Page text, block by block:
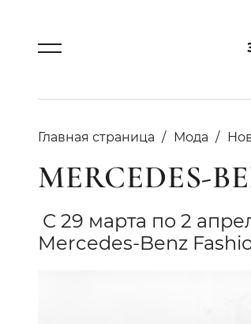
Главная страница Мода
MERCEDES-
С 29 марта по 2
Mercedes-Benz